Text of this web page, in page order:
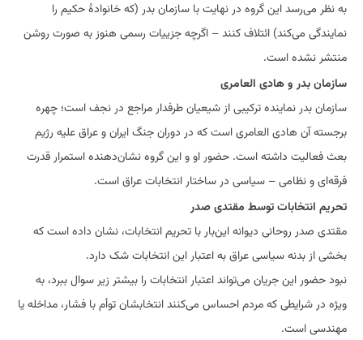
به نظر می‌رسد این گروه در نهایت با سازمان بدر (که خانوادهٔ حکیم را
نمایندگی می‌کند) ائتلاف کنند – اگرچه جزییات رسمی هنوز به صورت روشن
منتشر نشده است.
سازمان بدر و هادی العامری
سازمان بدر نماینده ترکیبی از شیعیان طرفدار مراجع در نجف است؛ چهره
برجسته آن هادی العامری است که در دوران جنگ ایران و عراق علیه رژیم
بعث فعالیت داشته است. حضور او و این گروه نشان‌دهنده استمرار قدرت
فرقه‌ای و نظامی – سیاسی در ساختار انتخابات عراق است.
تحریم انتخابات توسط مقتدی صدر
مقتدی صدر روحانی دیوانه این‌بار با تحریم انتخابات، نشان داده است که
بخشی از بدنه سیاسی عراق به اعتبار این انتخابات شک دارد.
نبود حضور این جریان می‌تواند اعتبار انتخابات را بیشتر زیر سوال ببرد، به
ویژه در شرایطی که مردم احساس می‌کنند انتخابشان توأم با فشار، مداخله یا
مهندسی است.